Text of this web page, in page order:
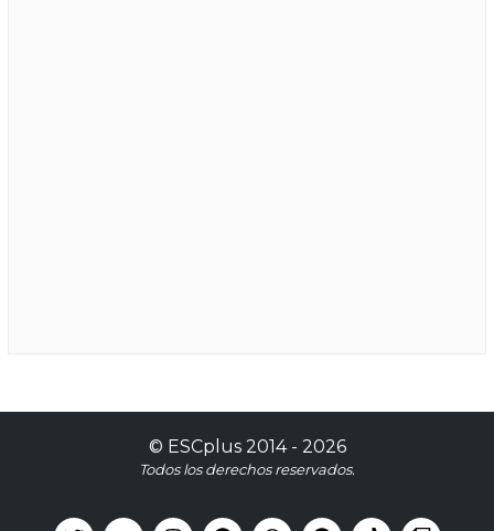
© ESCplus2014 - 2026
Todos los derechos reservados.